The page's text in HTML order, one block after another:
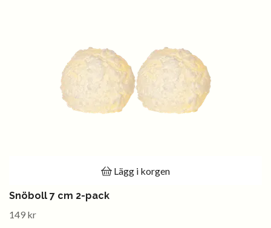
Lägg i korgen
Snöboll 7 cm 2-pack
149 kr